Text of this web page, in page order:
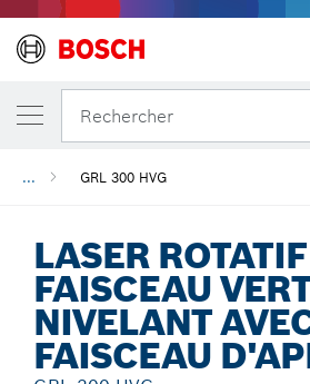
Rechercher
... GRL 300 HVG
LASER
FAISCEAU
NIVELANT
FAISCEAU